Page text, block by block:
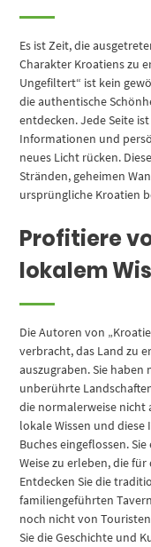
Es ist Zeit, die
Charakter Kroatiens zu
Ungefiltert“ ist kein
die authentische
entdecken. Jede Seite
Informationen und
neues Licht rücken.
Stränden, geheimen
ursprüngliche Kroatien
Profitiere
lokalem
Die Autoren von
verbracht, das Land zu
auszugraben. Sie
unberührte
die normalerweise nicht
lokale Wissen und
Buches eingeflossen.
Weise zu erleben, die
Entdecken Sie die
familiengeführten
noch nicht von
Sie die Geschichte und